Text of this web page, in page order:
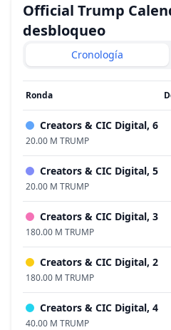
Official Trump
desbloqueo
Cronología
Ronda
Creators & CIC Digital, 6
20.00 M TRUMP
Creators & CIC Digital, 5
20.00 M TRUMP
Creators & CIC Digital, 3
180.00 M TRUMP
Creators & CIC Digital, 2
180.00 M TRUMP
Creators & CIC Digital, 4
40.00 M TRUMP